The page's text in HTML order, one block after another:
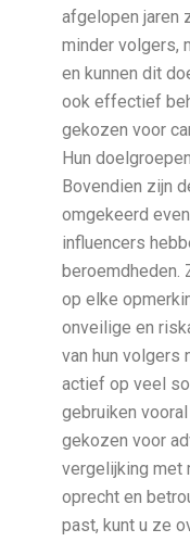
afgelopen jaren
minder volgers,
en kunnen dit
ook effectief
gekozen voor
Hun
Bovendien zijn
omgekeerd
influencers
beroemdheden.
op elke
onveilige en
van hun volgers
actief op veel
gebruiken
gekozen voor
vergelijking met
oprecht en
past, kunt u ze